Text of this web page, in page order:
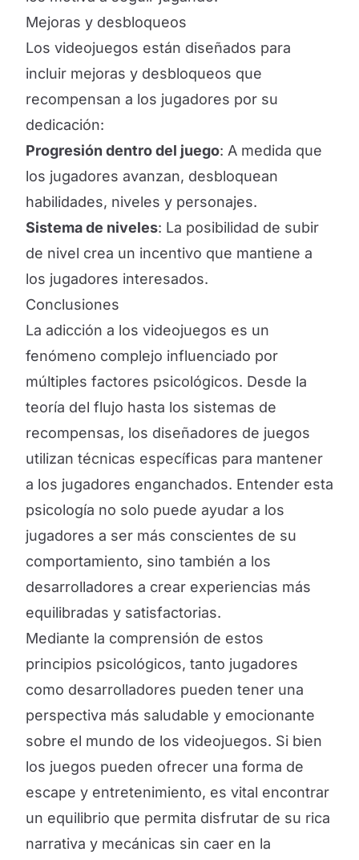
Mejoras y desbloqueos
Los videojuegos están diseñados para
incluir mejoras y desbloqueos que
recompensan a los jugadores por su
dedicación:
Progresión dentro del juego: A medida que
los jugadores avanzan, desbloquean
habilidades, niveles y personajes.
Sistema de niveles: La posibilidad de subir
de nivel crea un incentivo que mantiene a
los jugadores interesados.
Conclusiones
La adicción a los videojuegos es un
fenómeno complejo influenciado por
múltiples factores psicológicos. Desde la
teoría del flujo hasta los sistemas de
recompensas, los diseñadores de juegos
utilizan técnicas específicas para mantener
a los jugadores enganchados. Entender esta
psicología no solo puede ayudar a los
jugadores a ser más conscientes de su
comportamiento, sino también a los
desarrolladores a crear experiencias más
equilibradas y satisfactorias.
Mediante la comprensión de estos
principios psicológicos, tanto jugadores
como desarrolladores pueden tener una
perspectiva más saludable y emocionante
sobre el mundo de los videojuegos. Si bien
los juegos pueden ofrecer una forma de
escape y entretenimiento, es vital encontrar
un equilibrio que permita disfrutar de su rica
narrativa y mecánicas sin caer en la